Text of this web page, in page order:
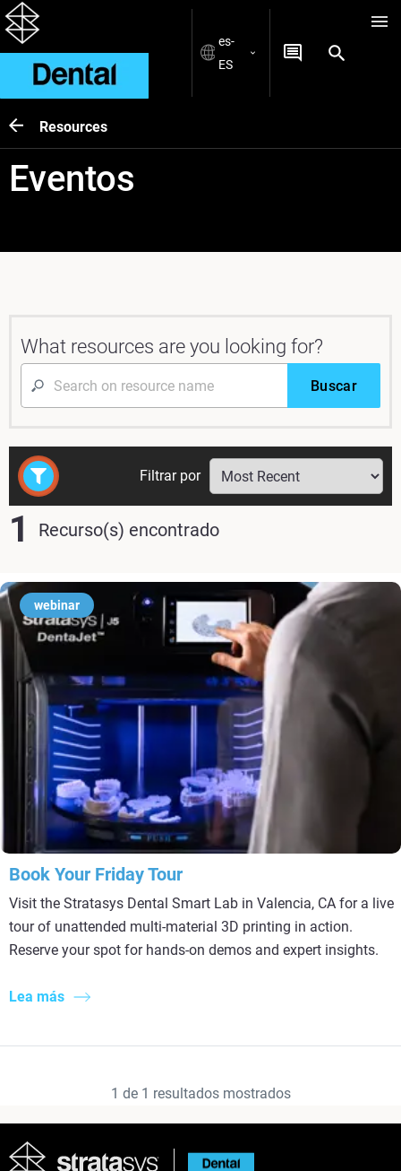
es-
ES
Resources
Eventos
What resources are you looking for?
Buscar
1 Recurso(s) encontrado
Filtrar por
webinar
Book Your Friday Tour
Visit the Stratasys Dental Smart Lab in Valencia, CA for a live
tour of unattended multi-material 3D printing in action.
Reserve your spot for hands-on demos and expert insights.
Lea más
1 de 1 resultados mostrados